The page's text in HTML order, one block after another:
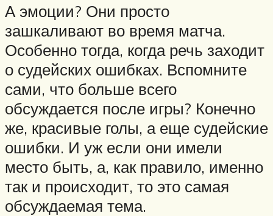
А эмоции? Они просто
зашкаливают во время матча.
Особенно тогда, когда речь заходит
о судейских ошибках. Вспомните
сами, что больше всего
обсуждается после игры? Конечно
же, красивые голы, а еще судейские
ошибки. И уж если они имели
место быть, а, как правило, именно
так и происходит, то это самая
обсуждаемая тема.